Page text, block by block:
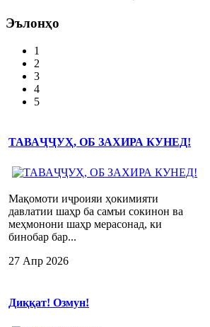
Эълонҳо
1
2
3
4
5
ТАВАҶҶУҲ, ОБ ЗАХИРА КУНЕД!
Мақомоти иҷроияи ҳокимияти
давлатии шаҳр ба самъи сокинон ва
меҳмонони шаҳр мерасонад, ки
бинобар бар...
27 Апр 2026
Диққат! Озмун!